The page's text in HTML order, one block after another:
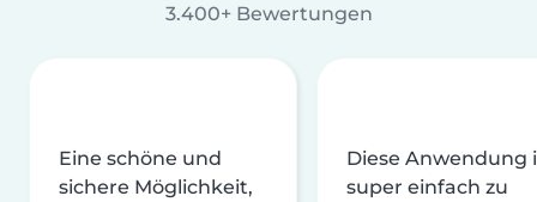
3.400+ Bewertungen
Eine schöne und
sichere Möglichkeit,
Diese Anwendung
super einfach zu